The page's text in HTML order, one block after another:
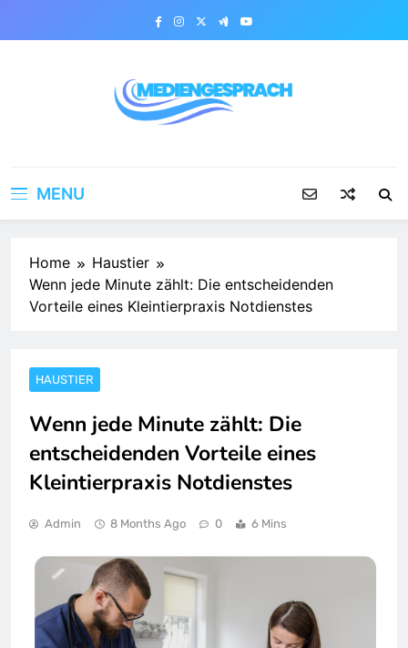
MENU
Home
Haustier
Wenn jede Minute zählt: Die entscheidenden
Vorteile eines Kleintierpraxis Notdienstes
HAUSTIER
Wenn jede Minute zählt: Die
entscheidenden Vorteile eines
Kleintierpraxis Notdienstes
Admin 8 Months Ago 0 6 Mins